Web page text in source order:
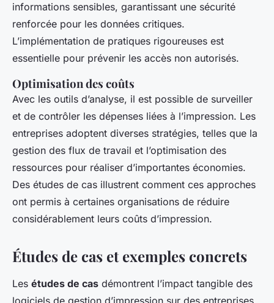
informations sensibles, garantissant une sécurité
renforcée pour les données critiques.
L’implémentation de pratiques rigoureuses est
essentielle pour prévenir les accès non autorisés.
Optimisation des coûts
Avec les outils d’analyse, il est possible de surveiller
et de contrôler les dépenses liées à l’impression. Les
entreprises adoptent diverses stratégies, telles que la
gestion des flux de travail et l’optimisation des
ressources pour réaliser d’importantes économies.
Des études de cas illustrent comment ces approches
ont permis à certaines organisations de réduire
considérablement leurs coûts d’impression.
Études de cas et exemples concrets
Les études de cas démontrent l’impact tangible des